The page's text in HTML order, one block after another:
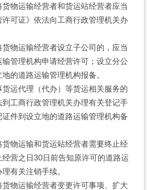
运输经营者和货运站经营者应当
可证》依法向工商行政管理机关办
运输经营者设立子公司的，应当
管理机构申请经营许可；设立分公
的道路运输管理机构报备。
代理（代办）等货运相关服务的
工商行政管理机关办理有关登记手
件到设立地的道路运输管理机构备
运输和货运站经营者需要终止经
营之日30日前告知原许可的道路运
有关注销手续。
运输经营者变更许可事项、扩大